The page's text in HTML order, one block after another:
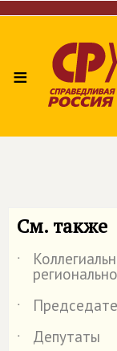
≡
См. также
˙
˙
˙
Депутаты